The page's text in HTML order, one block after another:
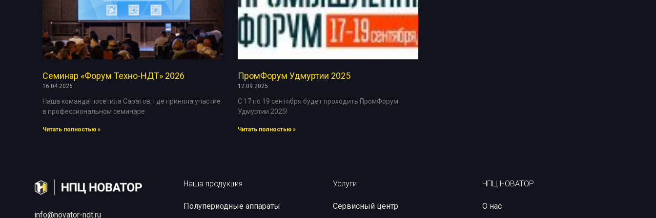
Расходные материалы
Рентгеновская пленка
Химические реактивы
Семинар «Форум Техно-НДТ» 2026
16.04.2026
Наша команда посетила Саратов, где приняла участие
в профессиональном семинаре
Читать полностью »
ПромФорум Удмуртии 2025
12.09.2025
С 17 по 19 сентября будет проходить ПромФорум
Удмуртии 2025!
Читать полностью »
info@novator-ndt.ru
Наша продукция
Полупериодные аппараты
Услуги
Сервисный центр
НПЦ НОВАТОР
О нас